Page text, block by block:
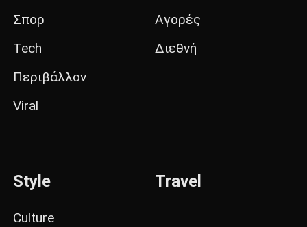
Σπορ
Tech
Περιβάλλον
Viral
Αγορές
Διεθνή
Style
Culture
Travel